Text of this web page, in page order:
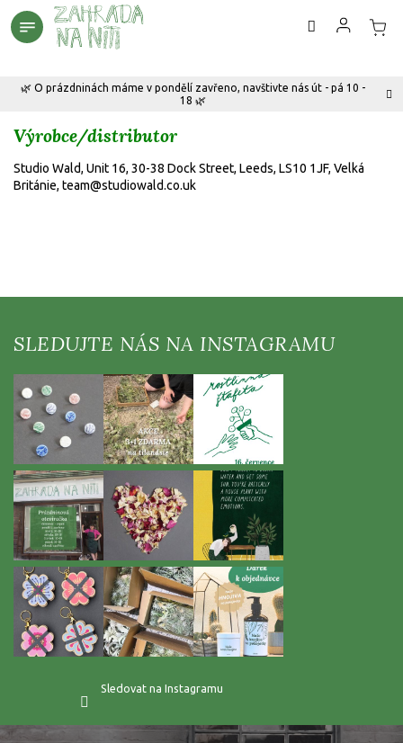
Přejít
na
🌿 O prázdninách máme v pondělí zavřeno, navštivte nás út - pá 10 -
18 🌿
Výrobce/distributor
Studio Wald, Unit 16, 30-38 Dock Street, Leeds, LS10 1JF, Velká
Británie, team@studiowald.co.uk
Sledovat na Instagramu